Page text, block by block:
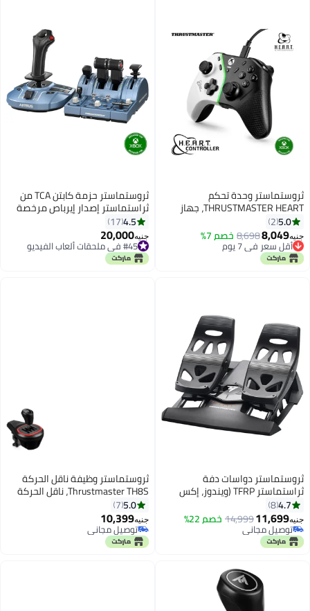
ثروستماستر وحدة تحكم
THRUSTMASTER HEART، جهاز
لمكافحة الانجراف (Xbox Series X|S
و PC)
5.0
2
جنيه8,049
8,698خصم 7%
أقل سعر في 7 يوم
توصيل مجاني
أقل سعر في 7 يوم
ثروستماستر حزمة كابتن TCA من
ثراستماستر إصدار إيرباص مرخصة
رسميًا لجهاز Xbox Series X|S و PC
4.5
17
جنيه20,000
#45 في ملحقات ألعاب الفيديو
توصيل مجاني
#45 في ملحقات ألعاب الفيديو
ثروستماستر دواسات دفة
ثراستماستر TFRP (ويندوز، إكس
بوكس سيريس X/S، ون، PS5، PS4)
4.7
8
جنيه11,699
14,999خصم 22%
توصيل مجاني
توصيل مجاني
ثروستماستر وظيفة ناقل الحركة
Thrustmaster TH8S، ناقل الحركة
ذو 8 سرعات لعجلة السباق، متوافق
والكمبيوتر الشخصي
5.0
7
جنيه10,399
توصيل مجاني
توصيل مجاني